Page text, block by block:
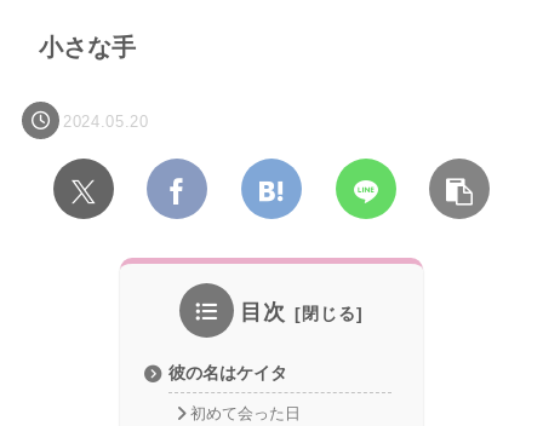
小さな手
2024.05.20
目次
彼の名はケイタ
初めて会った日